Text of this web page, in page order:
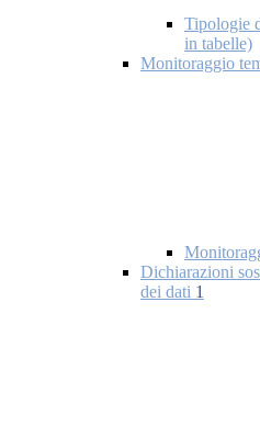
Tipologie
in tabelle)
Monitoraggio
Dichiarazioni
dei dati 1